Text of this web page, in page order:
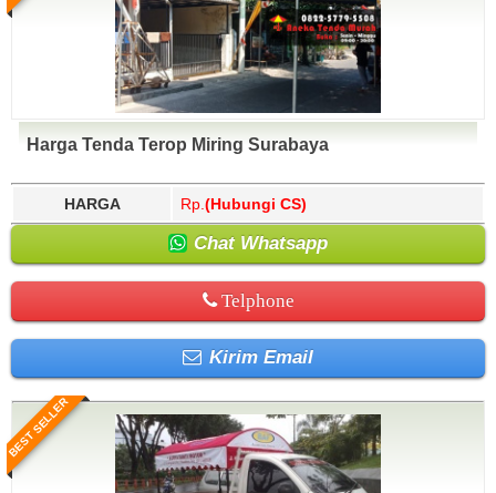
Harga Tenda Terop Miring Surabaya
HARGA Rp. (Hubungi CS)
Chat Whatsapp
Telphone
Kirim Email
BEST SELLER